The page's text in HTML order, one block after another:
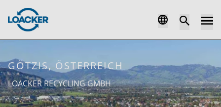
GÖTZIS, ÖSTERREICH
LOACKER RECYCLING GMBH